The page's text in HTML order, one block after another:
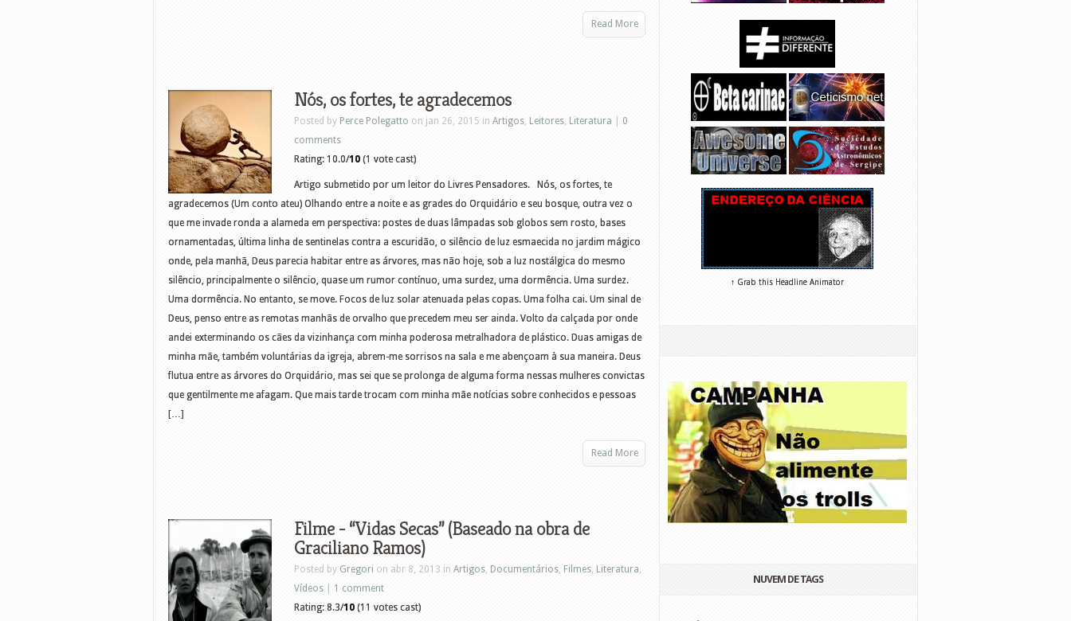
Read More
Nós, os fortes, te agradecemos
Posted by Perce Polegatto on jan 26, 2015 in Artigos, Leitores, Literatura
0
comments
Rating: 10.0/10 (1 vote cast)
Artigo submetido por um leitor do Livres Pensadores. Nós, os fortes, te
agradecemos (Um conto ateu) Olhando entre a noite e as grades do Orquidário e seu bosque, outra vez o
que me invade ronda a alameda em perspectiva: postes de duas lâmpadas sob globos sem rosto, bases
ornamentadas, última linha de sentinelas contra a escuridão, o silêncio de luz esmaecida no jardim mágico
onde, pela manhã, Deus parecia habitar entre as árvores, mas não hoje, sob a luz nostálgica do mesmo
silêncio, principalmente o silêncio, quase um rumor contínuo, uma surdez, uma dormência. Uma surdez.
Uma dormência. No entanto, se move. Focos de luz solar atenuada pelas copas. Uma folha cai. Um sinal de
Deus, penso entre as remotas manhãs de orvalho que precedem meu ser ainda. Volto da calçada por onde
andei exterminando os cães da vizinhança com minha poderosa metralhadora de plástico. Duas amigas de
minha mãe, também voluntárias da igreja, abrem-me sorrisos na sala e me abençoam à sua maneira. Deus
flutua entre as árvores do Orquidário, mas sei que se prolonga de alguma forma nessas mulheres convictas
que gentilmente me afagam. Que mais tarde trocam com minha mãe notícias sobre conhecidos e pessoas
[…]
Read More
Filme - “Vidas Secas” (Baseado na obra de
Graciliano Ramos)
Posted by Gregori on abr 8, 2013 in Artigos, Documentários, Filmes, Literatura,
Vídeos
1 comment
Rating: 8.3/10 (11 votes cast)
↑ Grab this Headline Animator
NUVEM DE TAGS